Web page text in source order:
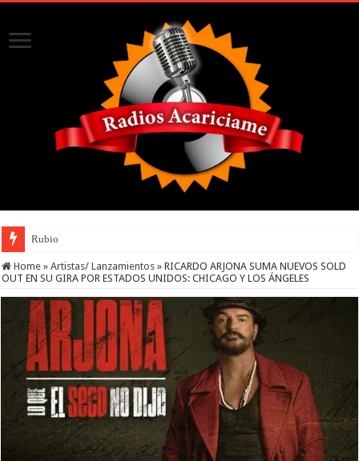
Rubio
Home » Artistas/ Lanzamientos » RICARDO ARJONA SUMA NUEVOS SOLD
OUT EN SU GIRA POR ESTADOS UNIDOS: CHICAGO Y LOS ÁNGELES